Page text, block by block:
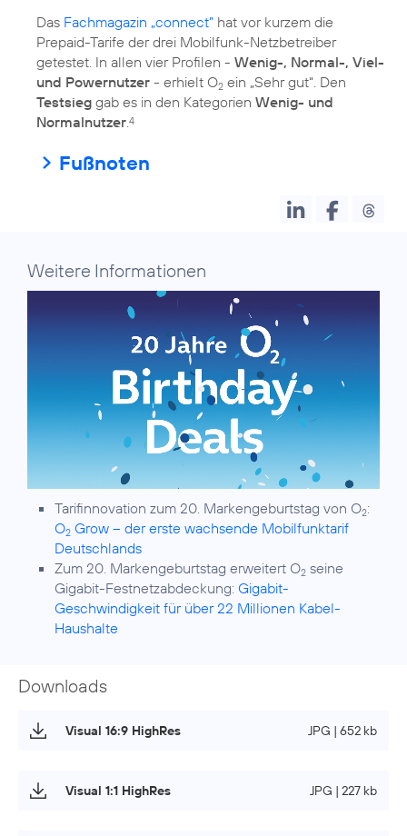
Das Fachmagazin „connect” hat vor kurzem die
Prepaid-Tarife der drei Mobilfunk-Netzbetreiber
getestet. In allen vier Profilen - Wenig-, Normal-, Viel-
und Powernutzer - erhielt O2 ein „Sehr gut“. Den
Testsieg gab es in den Kategorien Wenig- und
Normalnutzer.4
Fußnoten
Weitere Informationen
Tarifinnovation zum 20. Markengeburtstag von O2:
O2 Grow – der erste wachsende Mobilfunktarif
Deutschlands
Zum 20. Markengeburtstag erweitert O2 seine
Gigabit-Festnetzabdeckung: Gigabit-
Geschwindigkeit für über 22 Millionen Kabel-
Haushalte
Downloads
Visual 16:9 HighRes JPG | 652 kb
Visual 1:1 HighRes JPG | 227 kb